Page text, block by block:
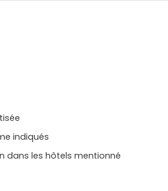
indiqués
dans les hôtels mentionné